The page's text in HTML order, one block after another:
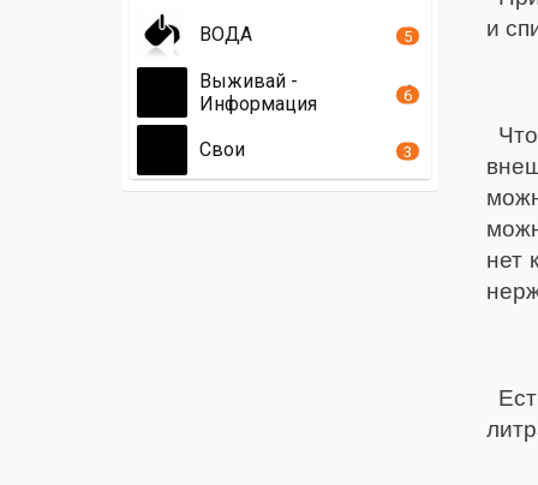
и
нет
ВОДА 5
Выживай -
Информация
6
Свои 3